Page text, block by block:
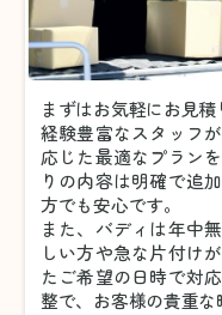
まずはお気軽にお見積
経験豊富なスタッフ
応じた最適なプラン
りの内容は明確で追
方でも安心です。
また、バディは年中
しい方や急な片付け
たご希望の日時で対
整で、お客様の貴重な